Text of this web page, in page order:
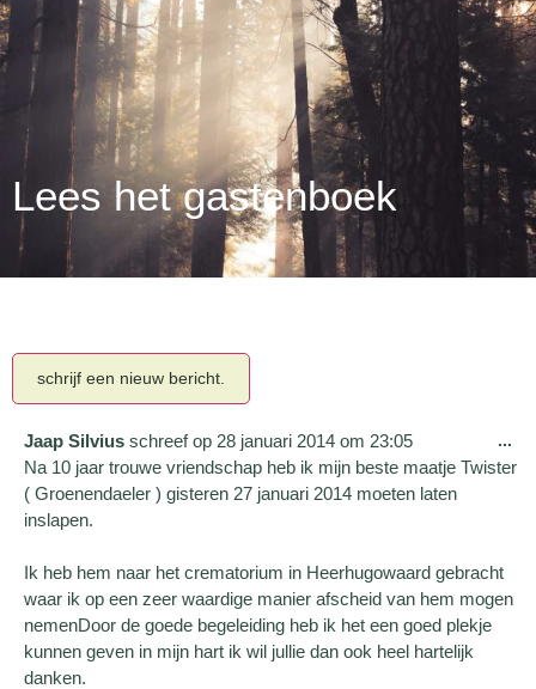
Lees het gastenboek
Jaap Silvius schreef op 28 januari 2014 om 23:05
Na 10 jaar trouwe vriendschap heb ik mijn beste maatje Twister
( Groenendaeler ) gisteren 27 januari 2014 moeten laten
inslapen.
Ik heb hem naar het crematorium in Heerhugowaard gebracht
waar ik op een zeer waardige manier afscheid van hem mogen
nemenDoor de goede begeleiding heb ik het een goed plekje
kunnen geven in mijn hart ik wil jullie dan ook heel hartelijk
danken.
...